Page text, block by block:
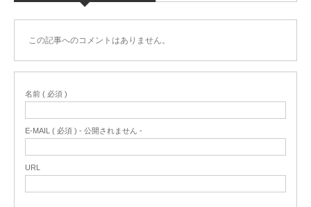
この記事へのコメントはありません。
名前 ( 必須 )
E-MAIL ( 必須 ) - 公開されません -
URL